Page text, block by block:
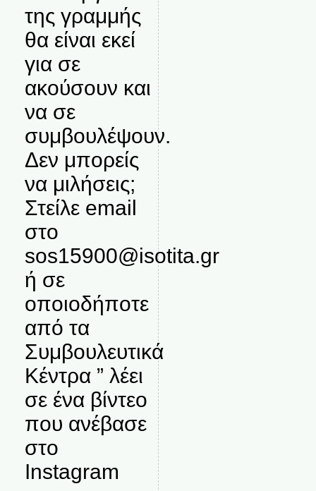
της γραμμής
θα είναι εκεί
για σε
ακούσουν και
να σε
συμβουλέψουν.
Δεν μπορείς
να μιλήσεις;
Στείλε email
στο
sos15900@isotita.gr
ή σε
οποιοδήποτε
από τα
Συμβουλευτικά
Κέντρα ” λέει
σε ένα βίντεο
που ανέβασε
στο
Instagram